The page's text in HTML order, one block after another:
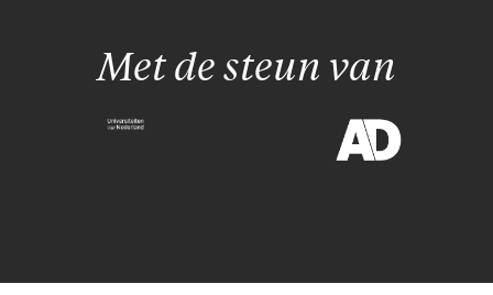
Met de steun van